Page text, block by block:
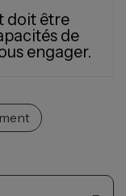
doit être
de
engager.